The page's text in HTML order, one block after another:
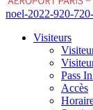
noel-2022-920-
Visiteurs
Pass
Accès